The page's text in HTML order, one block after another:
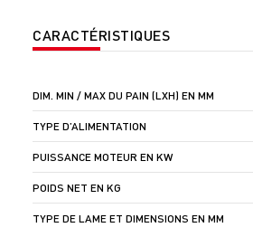
CARACTÉRISTIQUES
DIM. MIN / MAX DU PAIN (LXH) EN MM
TYPE D’ALIMENTATION
PUISSANCE MOTEUR EN KW
POIDS NET EN KG
TYPE DE LAME ET DIMENSIONS EN MM